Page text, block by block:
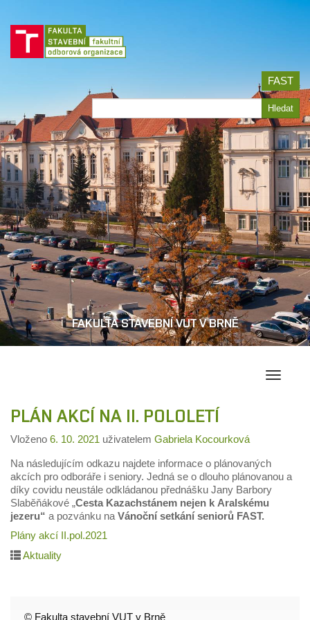
FAKULTA STAVEBNÍ VUT V BRNĚ
Jít
na
obsah
FAST
Hledat
PLÁN AKCÍ NA II. POLOLETÍ
Vloženo 6. 10. 2021 uživatelem Gabriela Kocourková
Na následujícím odkazu najdete informace o plánovaných
akcích pro odboráře i seniory. Jedná se o dlouho plánovanou a
díky covidu neustále odkládanou přednášku Jany Barbory
Slaběňákové „Cesta Kazachstánem nejen k Aralskému
jezeru“ a pozvánku na Vánoční setkání seniorů FAST.
Plány akcí II.pol.2021
Aktuality
© Fakulta stavební VUT v Brně